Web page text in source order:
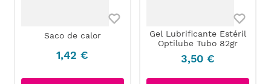
Saco de calor
1,42 €
Gel Lubrificante Estéril
Optilube Tubo 82gr
3,50 €